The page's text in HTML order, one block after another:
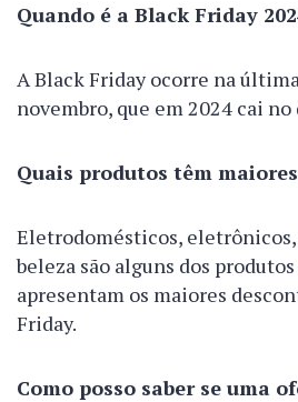
Quando é a Black Friday
A Black Friday ocorre na
novembro, que em 2024 cai
Quais produtos têm
Eletrodomésticos,
beleza são alguns dos
apresentam os maiores
Friday.
Como posso saber se uma